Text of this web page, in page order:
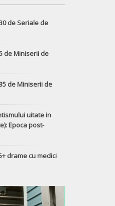
de Seriale de
de Miniserii de
de Miniserii de
uitate in
Epoca post-
drame cu medici